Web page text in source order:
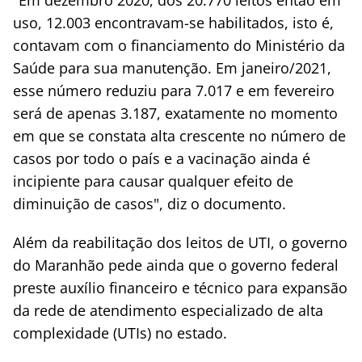
uso, 12.003 encontravam-se habilitados, isto é,
contavam com o financiamento do Ministério da
Saúde para sua manutenção. Em janeiro/2021,
esse número reduziu para 7.017 e em fevereiro
será de apenas 3.187, exatamente no momento
em que se constata alta crescente no número de
casos por todo o país e a vacinação ainda é
incipiente para causar qualquer efeito de
diminuição de casos", diz o documento.
Além da reabilitação dos leitos de UTI, o governo
do Maranhão pede ainda que o governo federal
preste auxílio financeiro e técnico para expansão
da rede de atendimento especializado de alta
complexidade (UTIs) no estado.